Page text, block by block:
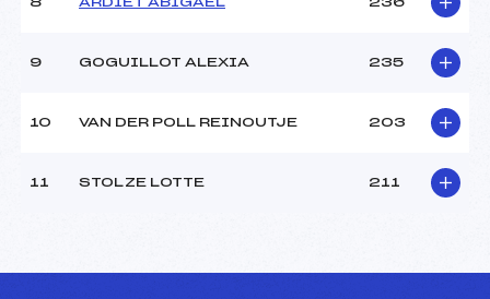
8 ARDIET ABIGAEL 236
9 GOGUILLOT ALEXIA 235
10 VAN DER POLL REINOUTJE 203
11 STOLZE LOTTE 211